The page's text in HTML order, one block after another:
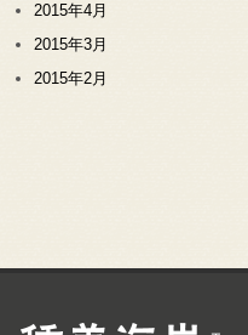
2015年4月
2015年3月
2015年2月